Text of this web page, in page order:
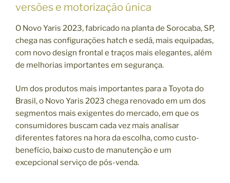
versões e motorização única
O Novo Yaris 2023, fabricado na planta de Sorocaba, SP,
chega nas configurações hatch e sedã, mais equipadas,
com novo design frontal e traços mais elegantes, além
de melhorias importantes em segurança.
Um dos produtos mais importantes para a Toyota do
Brasil, o Novo Yaris 2023 chega renovado em um dos
segmentos mais exigentes do mercado, em que os
consumidores buscam cada vez mais analisar
diferentes fatores na hora da escolha, como custo-
benefício, baixo custo de manutenção e um
excepcional serviço de pós-venda.